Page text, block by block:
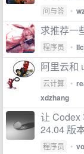
问与答 •
求推荐一
程序员 •
阿里云和
云计算 •
xdzhang
让 Codex
24.04 版
程序员 •